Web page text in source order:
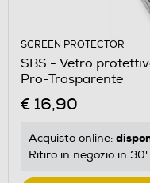
SCREEN PROTECTOR
SBS - Vetro protettivo per iPhone
Pro-Trasparente
€ 16,90
Acquisto online:
Ritiro in negozio in